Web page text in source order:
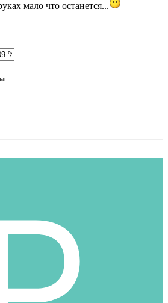
мало что останется...